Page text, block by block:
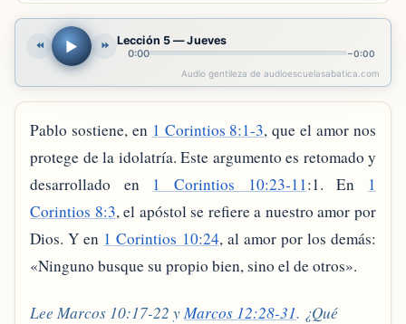
⏪ ▶ ⏩ Lección 5 — Jueves
0:00 −0:00
Audio gentileza de audioescuelasabatica.com
Pablo sostiene, en 1 Corintios 8:1-3, que el amor nos
protege de la idolatría. Este argumento es retomado y
desarrollado en 1 Corintios 10:23-11:1. En 1
Corintios 8:3, el apóstol se refiere a nuestro amor por
Dios. Y en 1 Corintios 10:24, al amor por los demás:
«Ninguno busque su propio bien, sino el de otros».
Lee Marcos 10:17-22 y Marcos 12:28-31. ¿Qué